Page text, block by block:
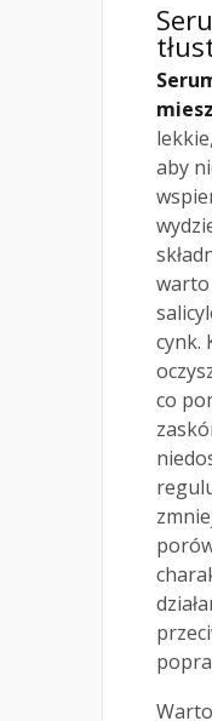
aby
warto
cynk.
co